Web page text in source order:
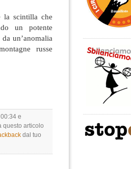
la scintilla che
un potente
un’anomalia
russe
e
questo articolo
dal tuo